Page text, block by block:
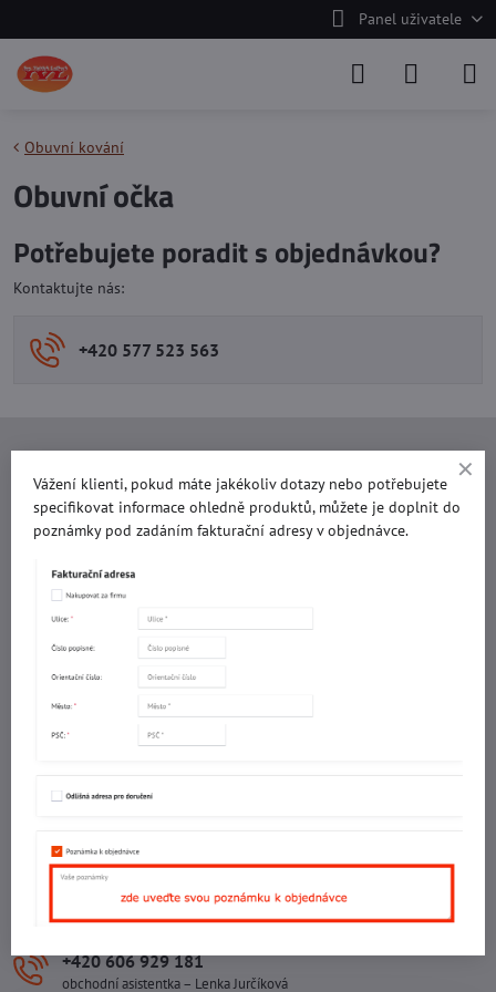
Panel uživatele
Obuvní kování
Obuvní očka
Potřebujete poradit s objednávkou?
Kontaktujte nás:
+420 577 523 563
IČO: 60560908
DIČ: CZ5602130809
IČO: 29007356
Sídlo provozovny
Malotova 5264
Areál Svit Zlín
113. budova
760 01 ZLÍN
+420 602 781 706
Ing. Vojtěch Lečbych – ředitel
+420 606 929 181
obchodní asistentka – Lenka Jurčíková
Vážení klienti, pokud máte jakékoliv dotazy nebo potřebujete
specifikovat informace ohledně produktů, můžete je doplnit do
poznámky pod zadáním fakturační adresy v objednávce.